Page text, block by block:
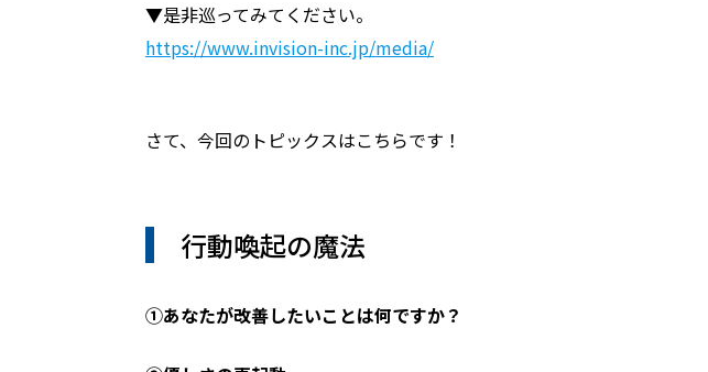
▼是非巡ってみてください。
https://www.invision-inc.jp/media/
さて、今回のトピックスはこちらです！
行動喚起の魔法
①あなたが改善したいことは何ですか？